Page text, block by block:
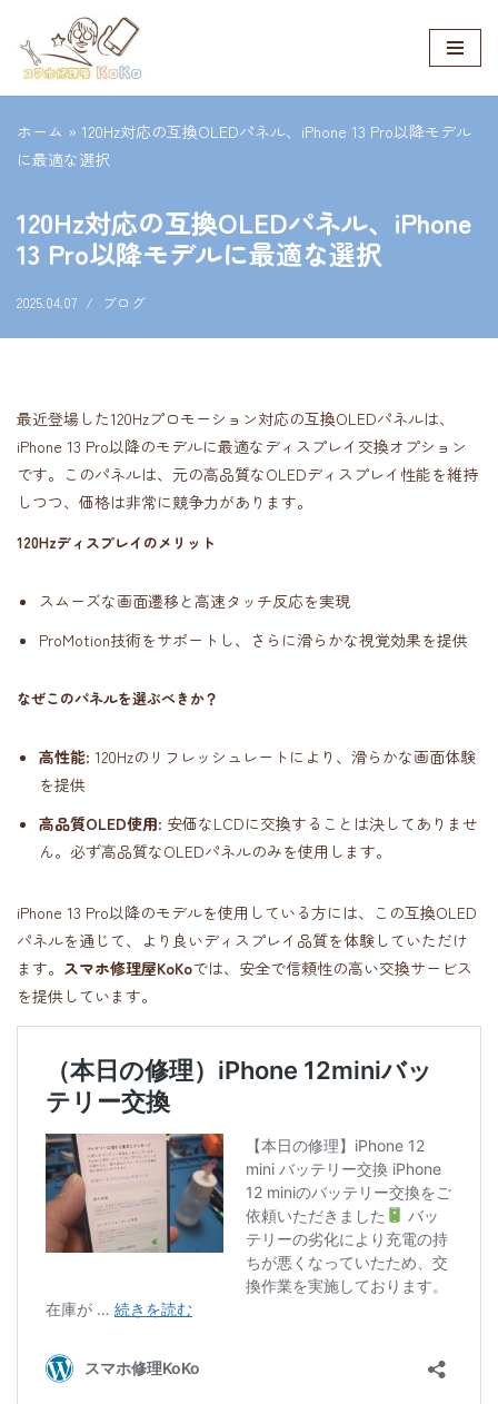
コ
ン
ツ
ス
キ
プ
ホーム » 120Hz対応の互換OLEDパネル、iPhone 13 Pro以降モデル
に最適な選択
120Hz対応の互換OLEDパネル、iPhone
13 Pro以降モデルに最適な選択
2025.04.07 ブログ
最近登場した120Hzプロモーション対応の互換OLEDパネルは、
iPhone 13 Pro以降のモデルに最適なディスプレイ交換オプション
です。このパネルは、元の高品質なOLEDディスプレイ性能を維持
しつつ、価格は非常に競争力があります。
120Hzディスプレイのメリット
スムーズな画面遷移と高速タッチ反応を実現
ProMotion技術をサポートし、さらに滑らかな視覚効果を提供
なぜこのパネルを選ぶべきか？
高性能: 120Hzのリフレッシュレートにより、滑らかな画面体験
を提供
高品質OLED使用: 安価なLCDに交換することは決してありませ
ん。必ず高品質なOLEDパネルのみを使用します。
iPhone 13 Pro以降のモデルを使用している方には、この互換OLED
パネルを通じて、より良いディスプレイ品質を体験していただけ
ます。 スマホ修理屋KoKoでは、安全で信頼性の高い交換サービス
を提供しています。